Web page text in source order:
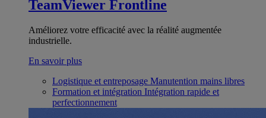
TeamViewer Frontline
Améliorez votre efficacité avec la réalité augmentée
industrielle.
En savoir plus
Logistique et entreposage Manutention mains libres
Formation et intégration Intégration rapide et
perfectionnement